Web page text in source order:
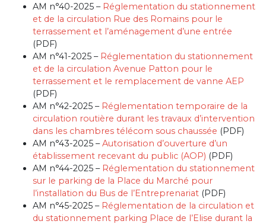
AM n°40-2025 – Réglementation du stationnement
et de la circulation Rue des Romains pour le
terrassement et l’aménagement d’une entrée
(PDF)
AM n°41-2025 – Réglementation du stationnement
et de la circulation Avenue Patton pour le
terrassement et le remplacement de vanne AEP
(PDF)
AM n°42-2025 – Réglementation temporaire de la
circulation routière durant les travaux d’intervention
dans les chambres télécom sous chaussée (PDF)
AM n°43-2025 –Autorisation d’ouverture d’un
établissement recevant du public (AOP) (PDF)
AM n°44-2025 – Réglementation du stationnement
sur le parking de la Place du Marché pour
l’installation du Bus de l’Entreprenariat (PDF)
AM n°45-2025 – Réglementation de la circulation et
du stationnement parking Place de l’Elise durant la